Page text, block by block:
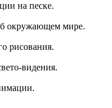
на песке.
окружающем мире.
рисования.
видения.